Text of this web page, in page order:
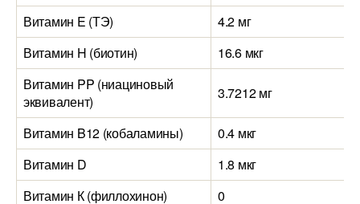
Витамин E (ТЭ)
4.2 мг
Витамин H (биотин)
16.6 мкг
Витамин PP (ниациновый
эквивалент)
3.7212 мг
Витамин B12 (кобаламины)
0.4 мкг
Витамин D
1.8 мкг
Витамин К (филлохинон)
0